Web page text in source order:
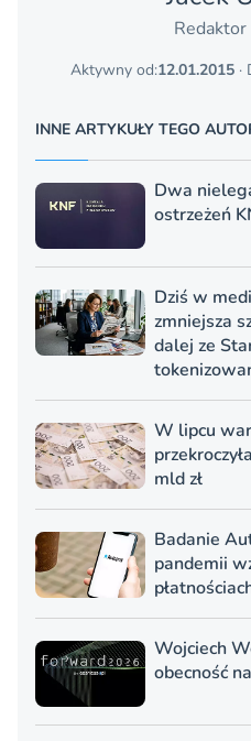
Aktywny od:12.01.2015 ·
INNE ARTYKUŁY TEGO
Dwa
ostrzeżeń
Dziś w
zmniejsza
dalej ze
W lipcu
mld zł
Badanie
pandemii
Wojciech
obecność